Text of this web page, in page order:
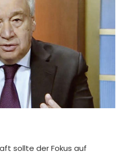
sollte der Fokus auf